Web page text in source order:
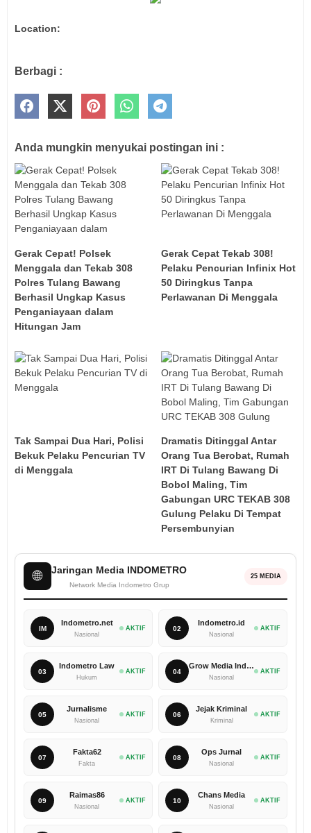
Location:
Berbagi :
Anda mungkin menyukai postingan ini :
Gerak Cepat! Polsek
Menggala dan Tekab 308
Polres Tulang Bawang
Berhasil Ungkap Kasus
Penganiayaan dalam
Hitungan Jam
Gerak Cepat Tekab 308!
Pelaku Pencurian Infinix Hot
50 Diringkus Tanpa
Perlawanan Di Menggala
Tak Sampai Dua Hari, Polisi
Bekuk Pelaku Pencurian TV
di Menggala
Dramatis Ditinggal Antar
Orang Tua Berobat, Rumah
IRT Di Tulang Bawang Di
Bobol Maling, Tim
Gabungan URC TEKAB 308
Gulung Pelaku Di Tempat
Persembunyian
🌐 Jaringan Media INDOMETRO
Network Media Indometro Grup
25 MEDIA
IM
Indometro.net
Nasional
AKTIF 02
Indometro.id
Nasional
AKTIF
03
Indometro Law
Hukum
AKTIF 04
Grow Media Indonesia
Nasional
AKTIF
05
Jurnalisme
Nasional
AKTIF 06
Jejak Kriminal
Kriminal
AKTIF
07
Fakta62
Fakta
AKTIF 08
Ops Jurnal
Nasional
AKTIF
09
Raimas86
Nasional
AKTIF 10
Chans Media
Nasional
AKTIF